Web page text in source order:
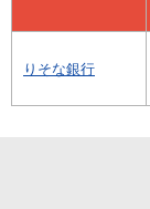
りそな銀行